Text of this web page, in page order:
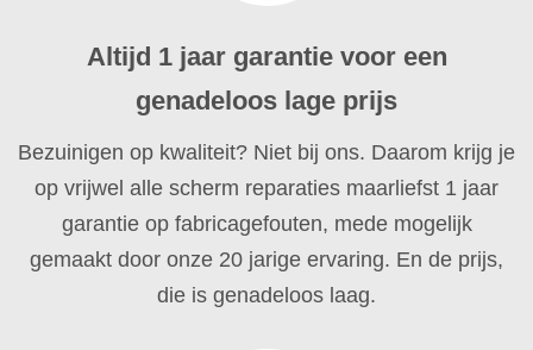
Altijd 1 jaar garantie voor een
genadeloos lage prijs
Bezuinigen op kwaliteit? Niet bij ons. Daarom krijg je
op vrijwel alle scherm reparaties maarliefst 1 jaar
garantie op fabricagefouten, mede mogelijk
gemaakt door onze 20 jarige ervaring. En de prijs,
die is genadeloos laag.